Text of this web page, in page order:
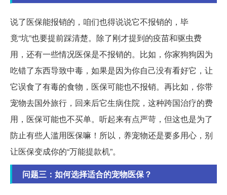
说了医保能报销的，咱们也得说说它不报销的，毕
竟“坑”也要提前踩清楚。除了刚才提到的疫苗和驱虫费
用，还有一些情况医保是不报销的。比如，你家狗狗因为
吃错了东西导致中毒，如果是因为你自己没有看好它，让
它误食了有毒的食物，医保可能也不报销。再比如，你带
宠物去国外旅行，回来后它生病住院，这种跨国治疗的费
用，医保可能也不买单。听起来有点严苛，但这也是为了
防止有些人滥用医保嘛！所以，养宠物还是要多用心，别
让医保变成你的“万能提款机”。
问题三：如何选择适合的宠物医保？